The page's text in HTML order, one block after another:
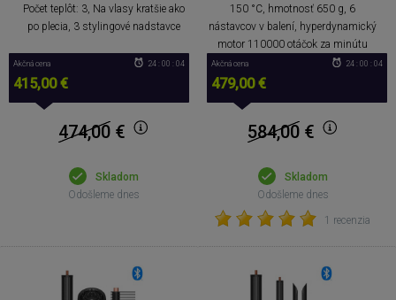
Počet teplôt: 3, Na vlasy kratšie ako
po plecia, 3 stylingové nadstavce
Akčná cena
415,00 €
24 : 00 : 04
474,00 €
Skladom
Odošleme dnes
150 °C, hmotnosť 650 g, 6
nástavcov v balení, hyperdynamický
motor 110000 otáčok za minútu
Akčná cena
479,00 €
24 : 00 : 04
584,00 €
Skladom
Odošleme dnes
1 recenzia